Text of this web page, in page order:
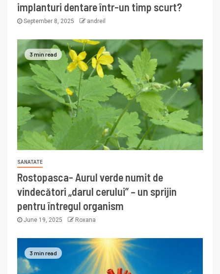
implanturi dentare într-un timp scurt?
September 8, 2025 andreil
3 min read
SANATATE
Rostopasca- Aurul verde numit de
vindecători „darul cerului” – un sprijin
pentru întregul organism
June 19, 2025 Roxana
3 min read